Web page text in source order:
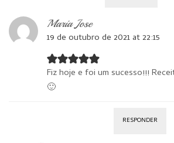
Maria Jose
19 de outubro de 2021 at 22:15
Fiz hoje e foi um sucesso!!!
🙂
RESPONDER